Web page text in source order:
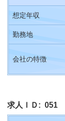
想定年収
勤務地
会社の特徴
求人